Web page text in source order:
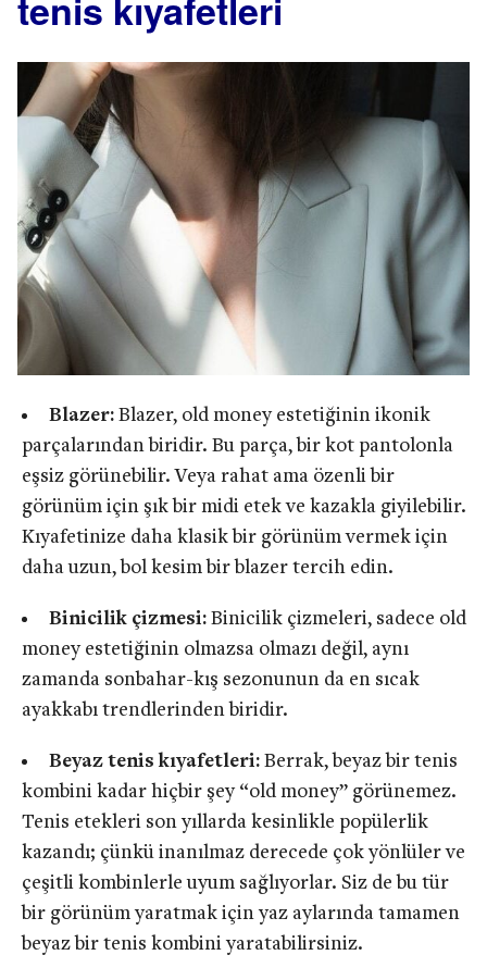
Blazer:Blazer, old money estetiğinin ikonik
parçalarından biridir. Bu parça, bir kot pantolonla
eşsiz görünebilir. Veya rahat ama özenli bir
görünüm için şık bir midi etek ve kazakla giyilebilir.
Kıyafetinize daha klasik bir görünüm vermek için
daha uzun, bol kesim bir blazer tercih edin.
Binicilik çizmesi:Binicilik çizmeleri, sadece old
money estetiğinin olmazsa olmazı değil, aynı
zamanda sonbahar-kış sezonunun da en sıcak
ayakkabı trendlerinden biridir.
Beyaz tenis kıyafetleri:Berrak, beyaz bir tenis
kombini kadar hiçbir şey “old money” görünemez.
Tenis etekleri son yıllarda kesinlikle popülerlik
kazandı; çünkü inanılmaz derecede çok yönlüler ve
çeşitli kombinlerle uyum sağlıyorlar. Siz de bu tür
bir görünüm yaratmak için yaz aylarında tamamen
beyaz bir tenis kombini yaratabilirsiniz.